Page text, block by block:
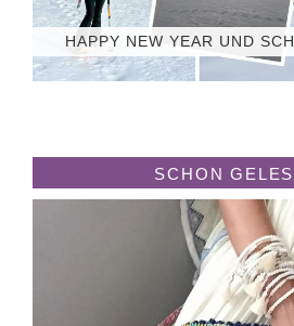
HAPPY NEW YEAR UND
SCHON